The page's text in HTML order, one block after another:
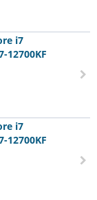
i7
12700KF
i7
12700KF